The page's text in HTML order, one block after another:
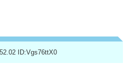
ID:Vgs76ttX0